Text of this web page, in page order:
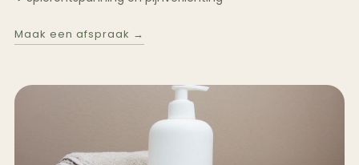
Maak een afspraak →